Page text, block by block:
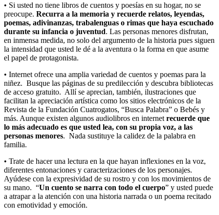
• Si usted no tiene libros de cuentos y poesías en su hogar, no se
preocupe. Recurra a la memoria y recuerde relatos, leyendas,
poemas, adivinanzas, trabalenguas o rimas que haya escuchado
durante su infancia o juventud. Las personas menores disfrutan,
en inmensa medida, no solo del argumento de la historia pues siguen
la intensidad que usted le dé a la aventura o la forma en que asume
el papel de protagonista.
• Internet ofrece una amplia variedad de cuentos y poemas para la
niñez. Busque las páginas de su predilección y descubra bibliotecas
de acceso gratuito. Allí se aprecian, también, ilustraciones que
facilitan la apreciación artística como los sitios electrónicos de la
Revista de la Fundación Cuatrogatos, “Busca Palabra” o Bebés y
más. Aunque existen algunos audiolibros en internet recuerde que
lo más adecuado es que usted lea, con su propia voz, a las
personas menores. Nada sustituye la calidez de la palabra en
familia.
• Trate de hacer una lectura en la que hayan inflexiones en la voz,
diferentes entonaciones y caracterizaciones de los personajes.
Ayúdese con la expresividad de su rostro y con los movimientos de
su mano. “Un cuento se narra con todo el cuerpo” y usted puede
a atrapar a la atención con una historia narrada o un poema recitado
con emotividad y emoción.